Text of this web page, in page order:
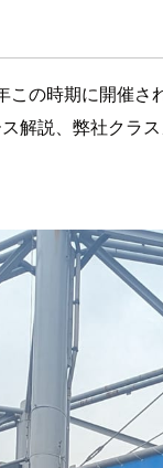
の時期に開催さ
説、弊社クラ